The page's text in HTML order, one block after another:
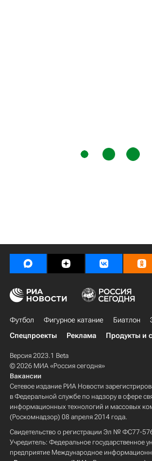
Футбол Фигурное катание Биатлон
Спецпроекты
Реклама Продукты и
Версия 2023.1 Beta
© 2026 МИА «Россия сегодня»
Вакансии
Сетевое издание РИА Новости
в Федеральной службе по надзору в сфере
информационных технологий и массовых
(Роскомнадзор) 08 апреля 2014 года.
Свидетельство о регистрации Эл № ФС77-
Учредитель: Федеральное государственное
предприятие Международное